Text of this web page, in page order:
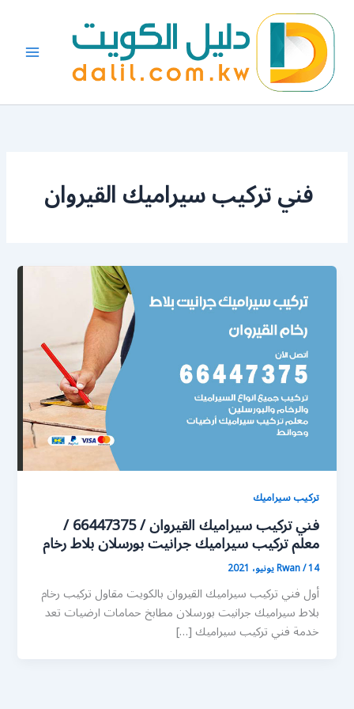
المحتوى
فني تركيب سيراميك القيروان
تركيب سيراميك
فني تركيب سيراميك القيروان / 66447375 /
معلم تركيب سيراميك جرانيت بورسلان بلاط رخام
Rwan/14 يونيو، 2021
أول فني تركيب سيراميك القيروان بالكويت مقاول تركيب رخام
بلاط سيراميك جرانيت بورسلان مطابخ حمامات ارضيات تعد
خدمة فني تركيب سيراميك […]